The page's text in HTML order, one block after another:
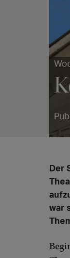
Der
war